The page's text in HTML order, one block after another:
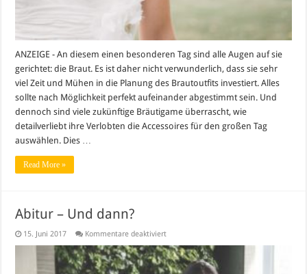
ANZEIGE - An diesem einen besonderen Tag sind alle Augen auf sie
gerichtet: die Braut. Es ist daher nicht verwunderlich, dass sie sehr
viel Zeit und Mühen in die Planung des Brautoutfits investiert. Alles
sollte nach Möglichkeit perfekt aufeinander abgestimmt sein. Und
dennoch sind viele zukünftige Bräutigame überrascht, wie
detailverliebt ihre Verlobten die Accessoires für den großen Tag
auswählen. Dies …
Read More »
Abitur – Und dann?
15. Juni 2017 Kommentare deaktiviertfür
–
Und
dann?